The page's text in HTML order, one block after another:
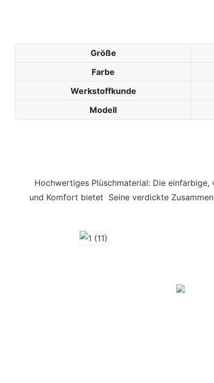
Größe
Farbe
Werkstoffkunde
Modell
Hochwertiges Plüschmaterial: Die
und Komfort bietet Seine verdickte